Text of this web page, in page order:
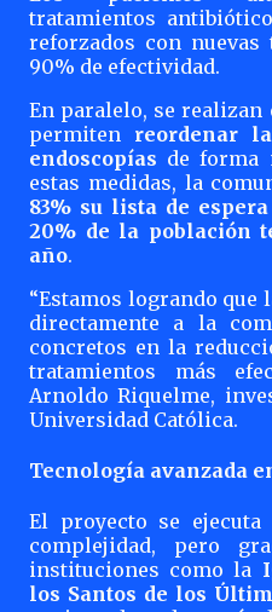
tratamientos
reforzados con
90% de efectividad.
En paralelo, se realizan
permiten reordenar
endoscopías de forma
estas medidas, la
83% su lista de espera
20% de la población
año.
“Estamos logrando que
directamente a la
concretos en la
tratamientos más
Arnoldo Riquelme,
Universidad Católica.
Tecnología avanzada
El proyecto se
complejidad, pero
instituciones como la
los Santos de los